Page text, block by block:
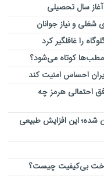
سال تحصیلی
و نیاز جوانان
کوتاه می‌شود؟
احساس امنیت کند
احتمالی هرمز چه
دلار ۱۶ درصد گران شده؛ این افزایش طبیعی
سوخت بی‌کیفیت چیست؟